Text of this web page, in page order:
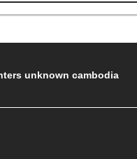
unknown cambodia